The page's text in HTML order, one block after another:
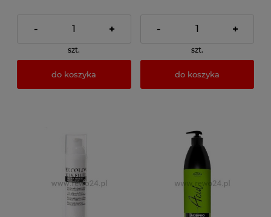
- +
szt.
do koszyka
- +
szt.
do koszyka